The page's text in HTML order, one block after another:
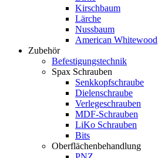
Kirschbaum
Lärche
Nussbaum
American Whitewood
Zubehör
Befestigungstechnik
Spax Schrauben
Senkkopfschraube
Dielenschraube
Verlegeschrauben
MDF-Schrauben
LiKo Schrauben
Bits
Oberflächenbehandlung